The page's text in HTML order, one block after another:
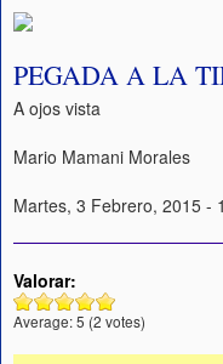
PEGADA A LA
A ojos vista
Mario Mamani Morales
Martes, 3 Febrero, 2015 -
Valorar:
Average:5 (2 votes)